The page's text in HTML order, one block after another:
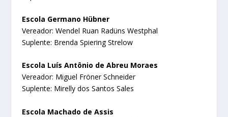
Escola Germano Hübner
Vereador: Wendel Ruan Radüns Westphal
Suplente: Brenda Spiering Strelow
Escola Luís Antônio de Abreu Moraes
Vereador: Miguel Fröner Schneider
Suplente: Mirelly dos Santos Sales
Escola Machado de Assis